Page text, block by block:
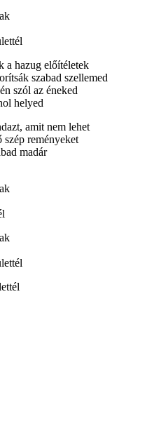
a hazug előítéletek
szabad szellemed
szól az éneked
helyed
amit nem lehet
reményeket
madár